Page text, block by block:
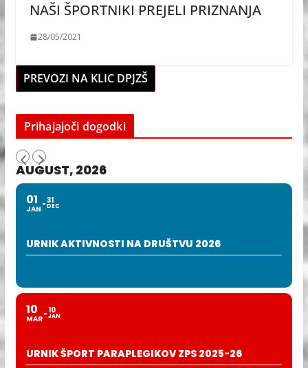
NAŠI ŠPORTNIKI PREJELI PRIZNANJA
28/05/2021
PREVOZI NA KLIC DPJZŠ
Prihajajoči dogodki
AUGUST, 2026
01
JAN
31
DEC
URNIK AKTIVNOSTI NA DRUŠTVU 2026
10
MAR
10
JAN
URNIK ŠPORT PARAPLEGIKOV ZPS 2025-26